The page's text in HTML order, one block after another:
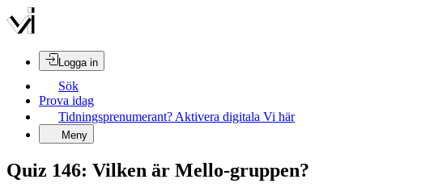
Logga in
Sök
Prova idag
Tidningsprenumerant? Aktivera digitala Vi här
Meny
Quiz 146: Vilken är Mello-gruppen?